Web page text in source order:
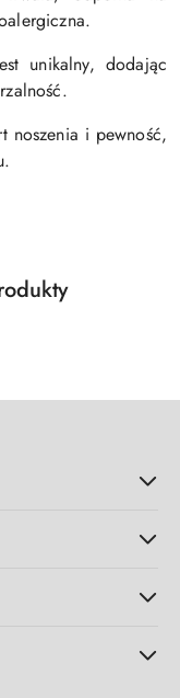
unikalny, dodając
noszenia i pewność,